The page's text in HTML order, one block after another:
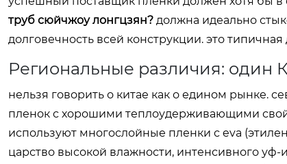
труб сюйчжоу лонгцзян? должна идеально
долговечность всей конструкции. это
Региональные различия: один
нельзя говорить о китае как о едином рынке.
пленок с хорошими теплоудерживающими
используют многослойные пленки с eva
царство высокой влажности, интенсивного